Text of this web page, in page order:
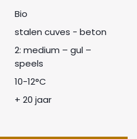
Bio
stalen cuves - beton
2: medium – gul –
speels
10-12°C
+ 20 jaar